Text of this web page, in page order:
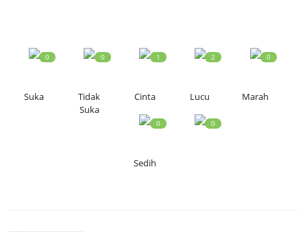
0
Suka
0
Tidak
Suka
1
Cinta
2
Lucu
0
Marah
0
Sedih
0